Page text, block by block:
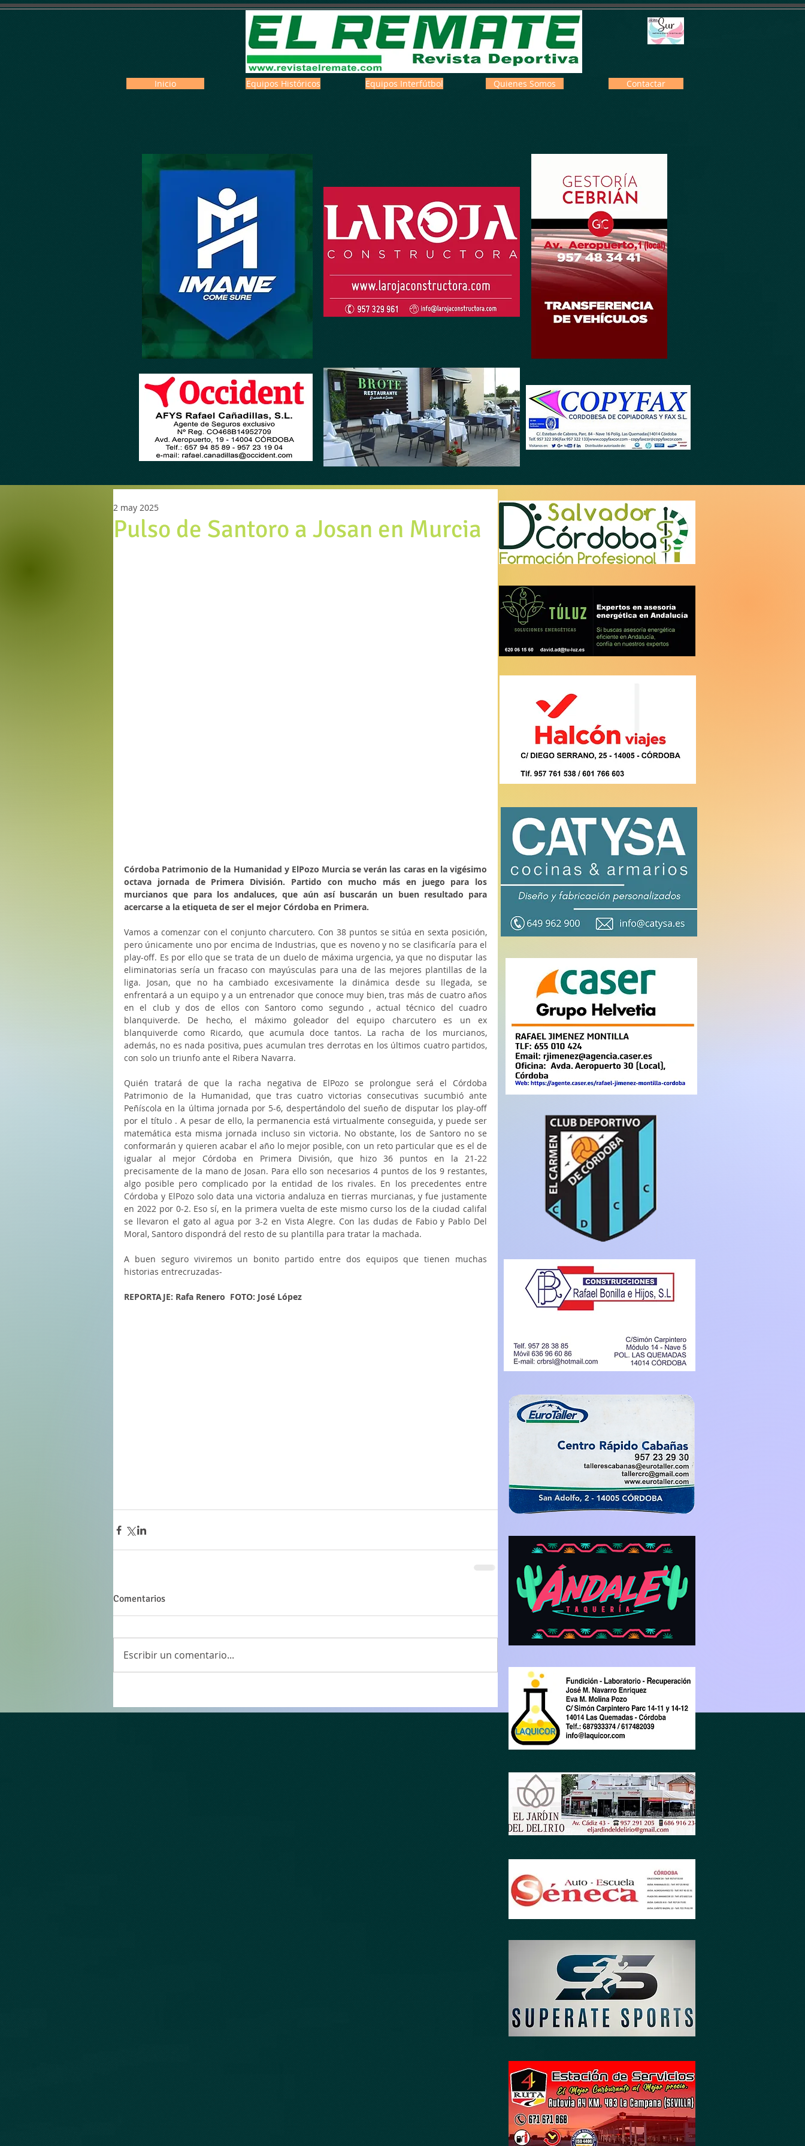
Inicio Equipos Históricos Equipos Interfútbol Quienes Somos Contactar
Pulso de Santoro a Josan en Murcia
2 may 2025
Córdoba Patrimonio de la Humanidad y ElPozo Murcia se verán las caras en la vigésimo
octava jornada de Primera División. Partido con mucho más en juego para los
murcianos que para los andaluces, que aún así buscarán un buen resultado para
acercarse a la etiqueta de ser el mejor Córdoba en Primera.
Vamos a comenzar con el conjunto charcutero. Con 38 puntos se sitúa en sexta posición,
pero únicamente uno por encima de Industrias, que es noveno y no se clasificaría para el
play-off. Es por ello que se trata de un duelo de máxima urgencia, ya que no disputar las
eliminatorias sería un fracaso con mayúsculas para una de las mejores plantillas de la
liga. Josan, que no ha cambiado excesivamente la dinámica desde su llegada, se
enfrentará a un equipo y a un entrenador que conoce muy bien, tras más de cuatro años
en el club y dos de ellos con Santoro como segundo , actual técnico del cuadro
blanquiverde. De hecho, el máximo goleador del equipo charcutero es un ex
blanquiverde como Ricardo, que acumula doce tantos. La racha de los murcianos,
además, no es nada positiva, pues acumulan tres derrotas en los últimos cuatro partidos,
con solo un triunfo ante el Ribera Navarra.
Quién tratará de que la racha negativa de ElPozo se prolongue será el Córdoba
Patrimonio de la Humanidad, que tras cuatro victorias consecutivas sucumbió ante
Peñíscola en la última jornada por 5-6, despertándolo del sueño de disputar los play-off
por el título . A pesar de ello, la permanencia está virtualmente conseguida, y puede ser
matemática esta misma jornada incluso sin victoria. No obstante, los de Santoro no se
conformarán y quieren acabar el año lo mejor posible, con un reto particular que es el de
igualar al mejor Córdoba en Primera División, que hizo 36 puntos en la 21-22
precisamente de la mano de Josan. Para ello son necesarios 4 puntos de los 9 restantes,
algo posible pero complicado por la entidad de los rivales. En los precedentes entre
Córdoba y ElPozo solo data una victoria andaluza en tierras murcianas, y fue justamente
en 2022 por 0-2. Eso sí, en la primera vuelta de este mismo curso los de la ciudad califal
se llevaron el gato al agua por 3-2 en Vista Alegre. Con las dudas de Fabio y Pablo Del
Moral, Santoro dispondrá del resto de su plantilla para tratar la machada.
A buen seguro viviremos un bonito partido entre dos equipos que tienen muchas
historias entrecruzadas-
REPORTAJE: Rafa Renero  FOTO: José López
Comentarios
Escribir un comentario...